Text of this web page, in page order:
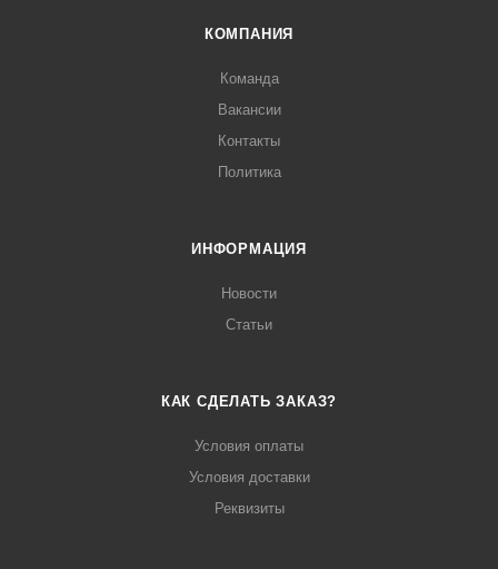
КОМПАНИЯ
Команда
Вакансии
Контакты
Политика
ИНФОРМАЦИЯ
Новости
Статьи
КАК СДЕЛАТЬ ЗАКАЗ?
Условия оплаты
Условия доставки
Реквизиты